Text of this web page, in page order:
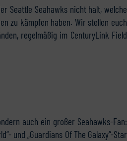
Seattle Seahawks nicht halt, welche
zu kämpfen haben. Wir stellen euch
regelmäßig im CenturyLink Field
auch ein großer Seahawks-Fan:
und „Guardians Of The Galaxy“-Star